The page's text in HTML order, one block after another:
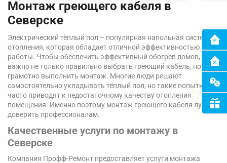
Монтаж греющего кабеля в
Северске
Электрический тёплый пол – популярная напольная система
отопления, которая обладает отличной эффективностью
работы. Чтобы обеспечить эффективный обогрев домов,
важно не только правильно выбрать греющий кабель, но и
грамотно выполнить монтаж. Многие люди решают
самостоятельно укладывать тёплый пол, но такие попытки
часто приводят к недостаточному качеству отопления
помещения. Именно поэтому монтаж греющего кабеля лучше
доверить профессионалам.
Качественные услуги по монтажу в
Северске
Компания Профф-Ремонт предоставляет услуги монтажа